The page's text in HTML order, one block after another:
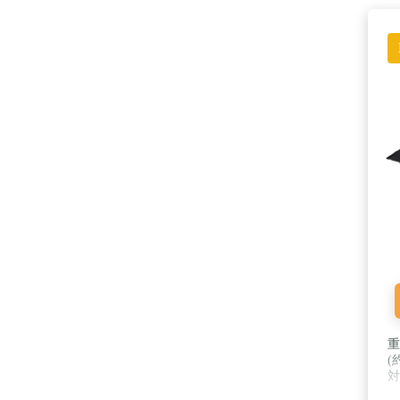
(